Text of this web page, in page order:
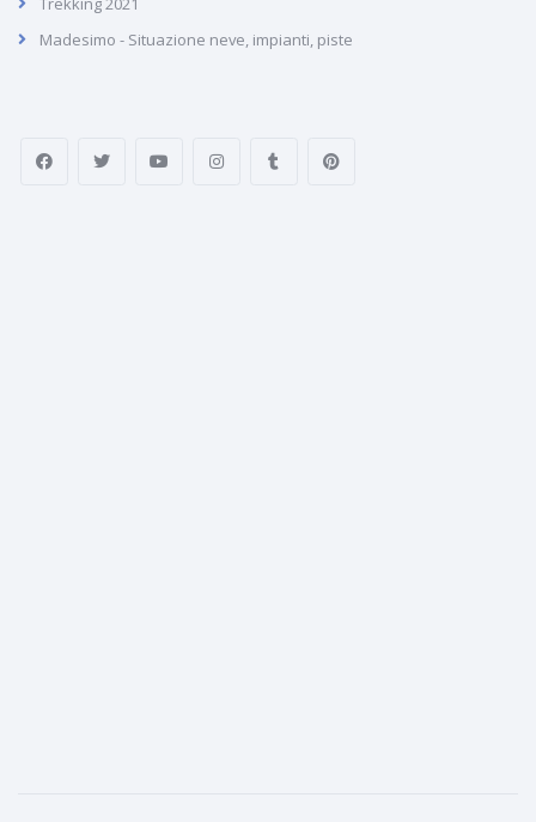
Madesimo - Situazione neve, impianti, piste